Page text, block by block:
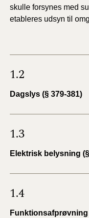
skulle forsynes med
etableres udsyn til
1.2
Dagslys (§ 379-381)
1.3
Elektrisk belysning
1.4
Funktionsafprøvning